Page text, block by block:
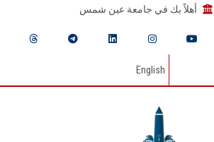
أهلاً بك في جامعة عين شمس
English